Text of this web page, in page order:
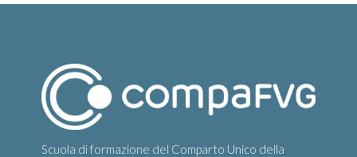
Scuola di formazione del Comparto Unico della